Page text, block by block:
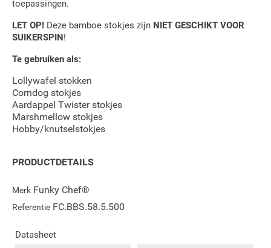
toepassingen.
LET OP! Deze bamboe stokjes zijn NIET GESCHIKT VOOR
SUIKERSPIN!
Te gebruiken als:
Lollywafel stokken
Corndog stokjes
Aardappel Twister stokjes
Marshmellow stokjes
Hobby/knutselstokjes
PRODUCTDETAILS
Merk Funky Chef®
Referentie FC.BBS.58.5.500
Datasheet